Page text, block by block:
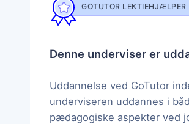
GOTUTOR LEKTIEHJÆLPER
Denne underviser er
Uddannelse ved GoTutor
underviseren uddannes i
pædagogiske aspekter ved